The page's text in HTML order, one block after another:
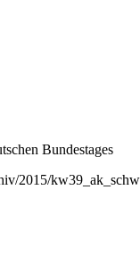
Bundestages
2015/